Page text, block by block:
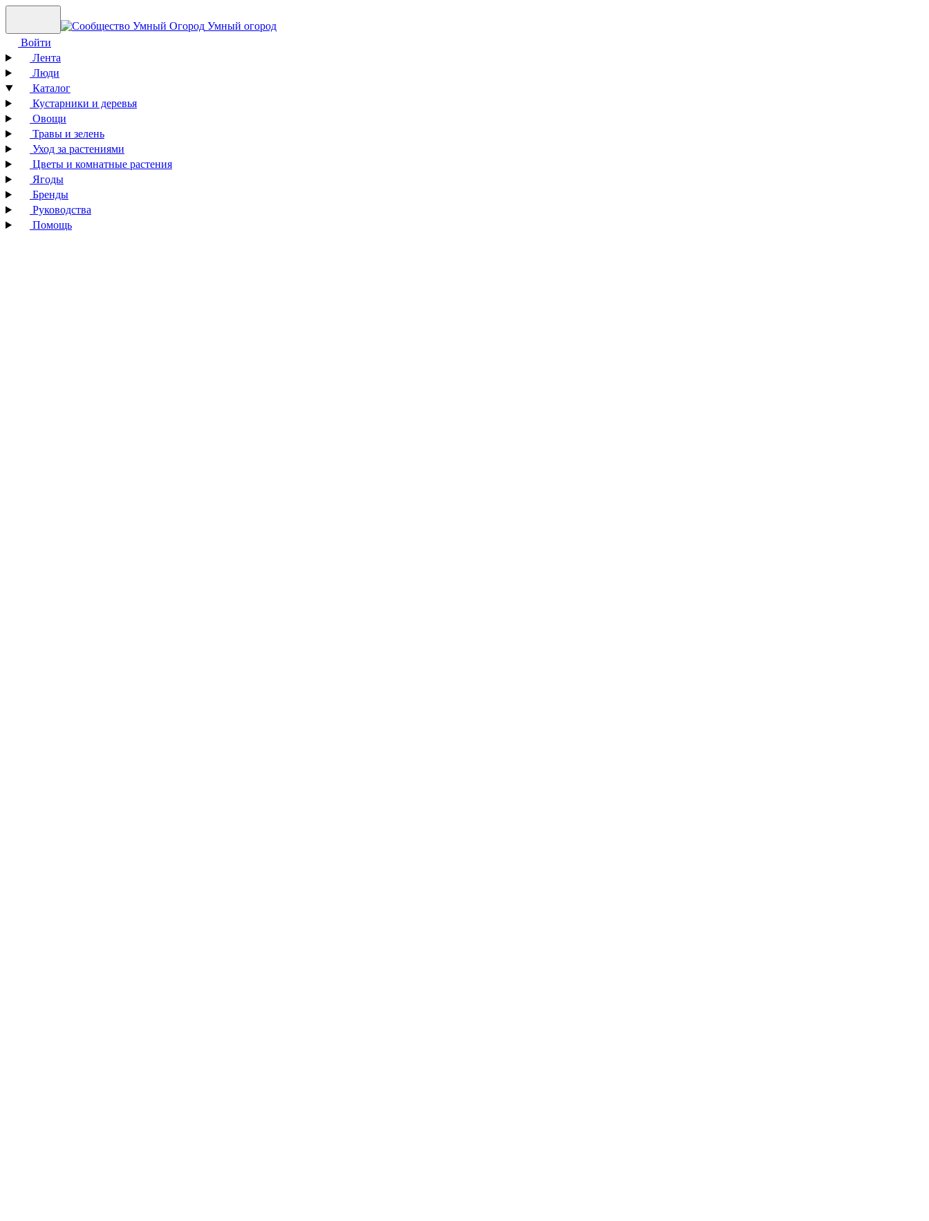
Умный огород
Войти
Лента
Люди
Каталог
Кустарники и деревья
Овощи
Травы и зелень
Уход за растениями
Цветы и комнатные растения
Ягоды
Бренды
Руководства
Помощь